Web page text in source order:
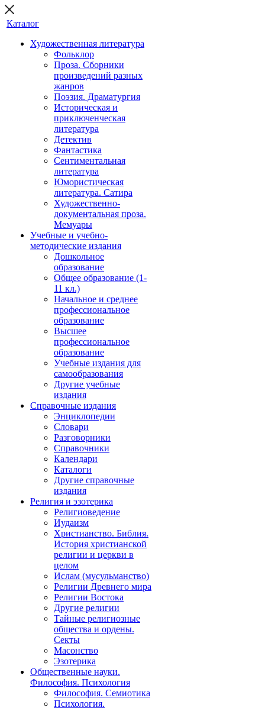
Каталог
Художественная литература
Фольклор
Проза. Сборники
произведений разных
жанров
Поэзия. Драматургия
Историческая и
приключенческая
литература
Детектив
Фантастика
Сентиментальная
литература
Юмористическая
литература. Сатира
Художественно-
документальная проза.
Мемуары
Учебные и учебно-
методические издания
Дошкольное
образование
Общее образование (1-
11 кл.)
Начальное и среднее
профессиональное
образование
Высшее
профессиональное
образование
Учебные издания для
самообразования
Другие учебные
издания
Справочные издания
Энциклопедии
Словари
Разговорники
Справочники
Календари
Каталоги
Другие справочные
издания
Религия и эзотерика
Религиоведение
Иудаизм
Христианство. Библия.
История христианской
религии и церкви в
целом
Ислам (мусульманство)
Религии Древнего мира
Религии Востока
Другие религии
Тайные религиозные
общества и ордены.
Секты
Масонство
Эзотерика
Общественные науки.
Философия. Психология
Философия. Семиотика
Психология.